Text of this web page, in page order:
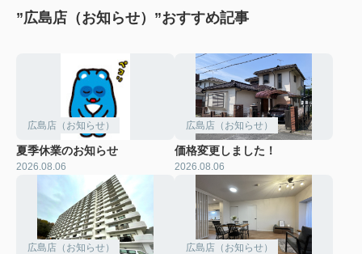
”広島店（お知らせ）”おすすめ記事
広島店（お知らせ）
夏季休業のお知らせ
2026.08.06
広島店（お知らせ）
価格変更しました！
2026.08.06
広島店（お知らせ） 広島店（お知らせ）